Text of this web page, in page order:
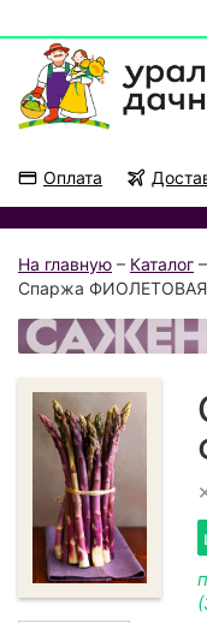
Оплата
На главную – Каталог –
Спаржа ФИОЛЕТОВАЯ